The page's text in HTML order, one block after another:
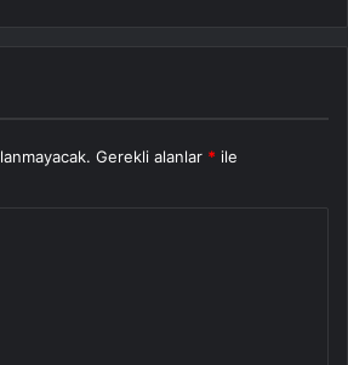
Gerekli alanlar * ile